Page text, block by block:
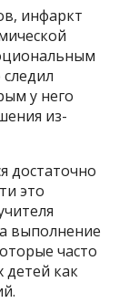
инфаркт
у него
из-
достаточно
это
выполнение
часто
детей как